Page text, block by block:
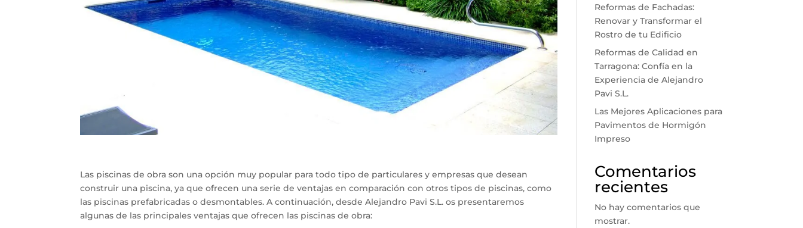
Las piscinas de obra son una opción muy popular para todo tipo de particulares y empresas que desean
construir una piscina, ya que ofrecen una serie de ventajas en comparación con otros tipos de piscinas, como
las piscinas prefabricadas o desmontables. A continuación, desde Alejandro Pavi S.L. os presentaremos
algunas de las principales ventajas que ofrecen las piscinas de obra:
Reformas de Fachadas:
Renovar y Transformar el
Rostro de tu Edificio
Reformas de Calidad en
Tarragona: Confía en la
Experiencia de Alejandro
Pavi S.L.
Las Mejores Aplicaciones para
Pavimentos de Hormigón
Impreso
Comentarios
recientes
No hay comentarios que
mostrar.